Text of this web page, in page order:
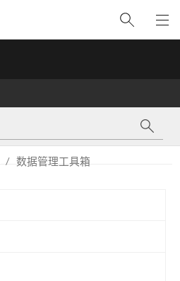
数据管理工具箱